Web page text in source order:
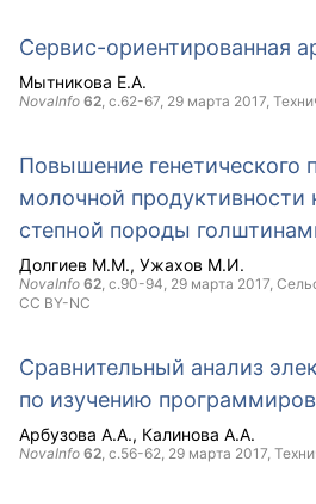
Сервис-ориентированная
Мытникова Е.А.
NovaInfo 62, с.62-67, 29 марта 2017,
Повышение генетического
молочной продуктивности
степной породы
Долгиев М.М. Ужахов М.И.
NovaInfo 62, с.90-94, 29 марта 2017,
CC BY-NC
Сравнительный анализ
по изучению
Арбузова А.А. Калинова А.А.
NovaInfo 62, с.56-62, 29 марта 2017,